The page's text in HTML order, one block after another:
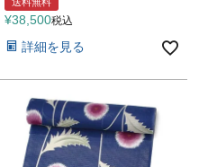
¥38,500税込
詳細を見る